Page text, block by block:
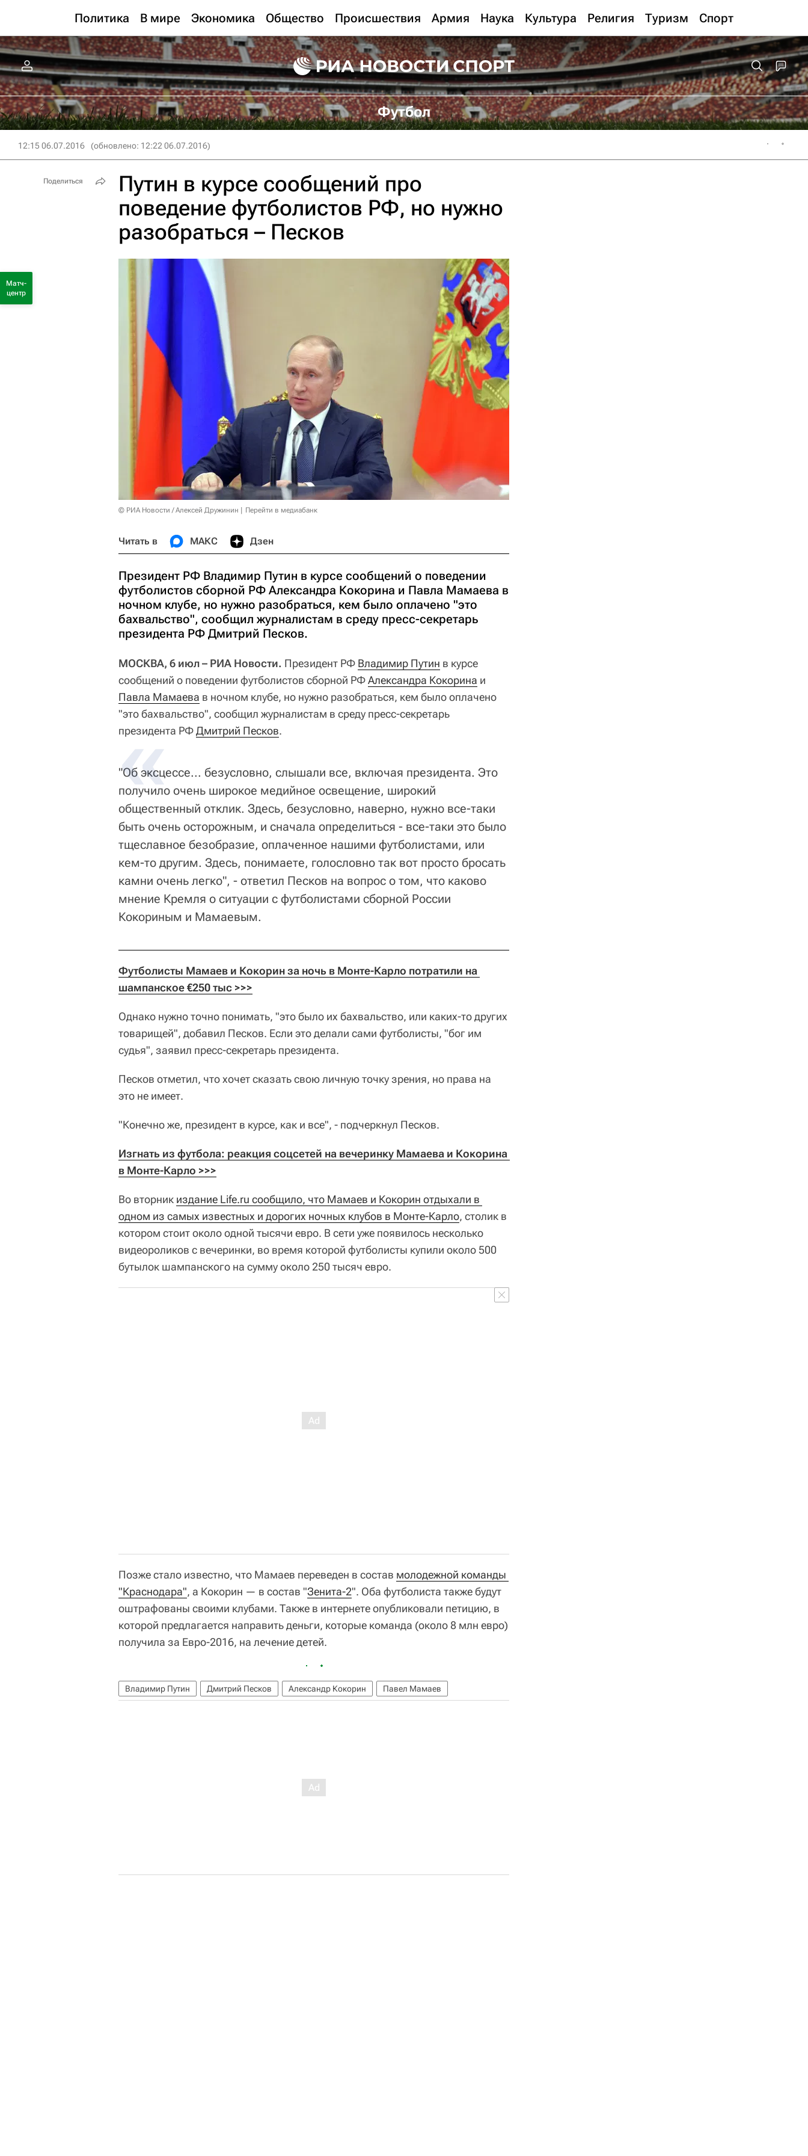
Политика В мире Экономика Общество Происшествия Армия Наука Культура Религия Туризм Спорт
Футбол
12:15 06.07.2016 (обновлено: 12:22 06.07.2016)
Путин в курсе сообщений про
поведение футболистов РФ, но нужно
разобраться – Песков
© РИА Новости / Алексей Дружинин Перейти в медиабанк
Читать в МАКС Дзен
Президент РФ Владимир Путин в курсе сообщений о поведении
футболистов сборной РФ Александра Кокорина и Павла Мамаева в
ночном клубе, но нужно разобраться, кем было оплачено "это
бахвальство", сообщил журналистам в среду пресс-секретарь
президента РФ Дмитрий Песков.
МОСКВА, 6 июл – РИА Новости. Президент РФ Владимир Путин в курсе
сообщений о поведении футболистов сборной РФАлександра Кокорина и
Павла Мамаева в ночном клубе, но нужно разобраться, кем было оплачено
"это бахвальство", сообщил журналистам в среду пресс-секретарь
президента РФДмитрий Песков.
"Об эксцессе... безусловно, слышали все, включая президента. Это
получило очень широкое медийное освещение, широкий
общественный отклик. Здесь, безусловно, наверно, нужно все-таки
быть очень осторожным, и сначала определиться - все-таки это было
тщеславное безобразие, оплаченное нашими футболистами, или
кем-то другим. Здесь, понимаете, голословно так вот просто бросать
камни очень легко", - ответил Песков на вопрос о том, что каково
мнение Кремля о ситуации с футболистами сборной России
Кокориным и Мамаевым.
Футболисты Мамаев и Кокорин за ночь в Монте-Карло потратили на
шампанское €250 тыс >>>
Однако нужно точно понимать, "это было их бахвальство, или каких-то других
товарищей", добавил Песков. Если это делали сами футболисты, "бог им
судья", заявил пресс-секретарь президента.
Песков отметил, что хочет сказать свою личную точку зрения, но права на
это не имеет.
"Конечно же, президент в курсе, как и все", - подчеркнул Песков.
Изгнать из футбола: реакция соцсетей на вечеринку Мамаева и Кокорина
в Монте-Карло >>>
Во вторник издание Life.ru сообщило, что Мамаев и Кокорин отдыхали в
одном из самых известных и дорогих ночных клубов в Монте-Карло, столик в
котором стоит около одной тысячи евро. В сети уже появилось несколько
видеороликов с вечеринки, во время которой футболисты купили около 500
бутылок шампанского на сумму около 250 тысяч евро.
Позже стало известно, что Мамаев переведен в состав молодежной команды
"Краснодара", а Кокорин — в состав "Зенита-2". Оба футболиста также будут
оштрафованы своими клубами. Также в интернете опубликовали петицию, в
которой предлагается направить деньги, которые команда (около 8 млн евро)
получила за Евро-2016, на лечение детей.
Владимир Путин Дмитрий Песков Александр Кокорин Павел Мамаев
Поделиться
Матч-
центр